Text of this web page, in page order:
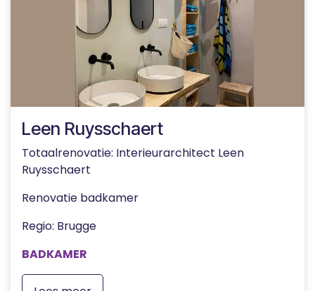
Leen Ruysschaert
Totaalrenovatie: Interieurarchitect Leen
Ruysschaert
Renovatie badkamer
Regio: Brugge
BADKAMER